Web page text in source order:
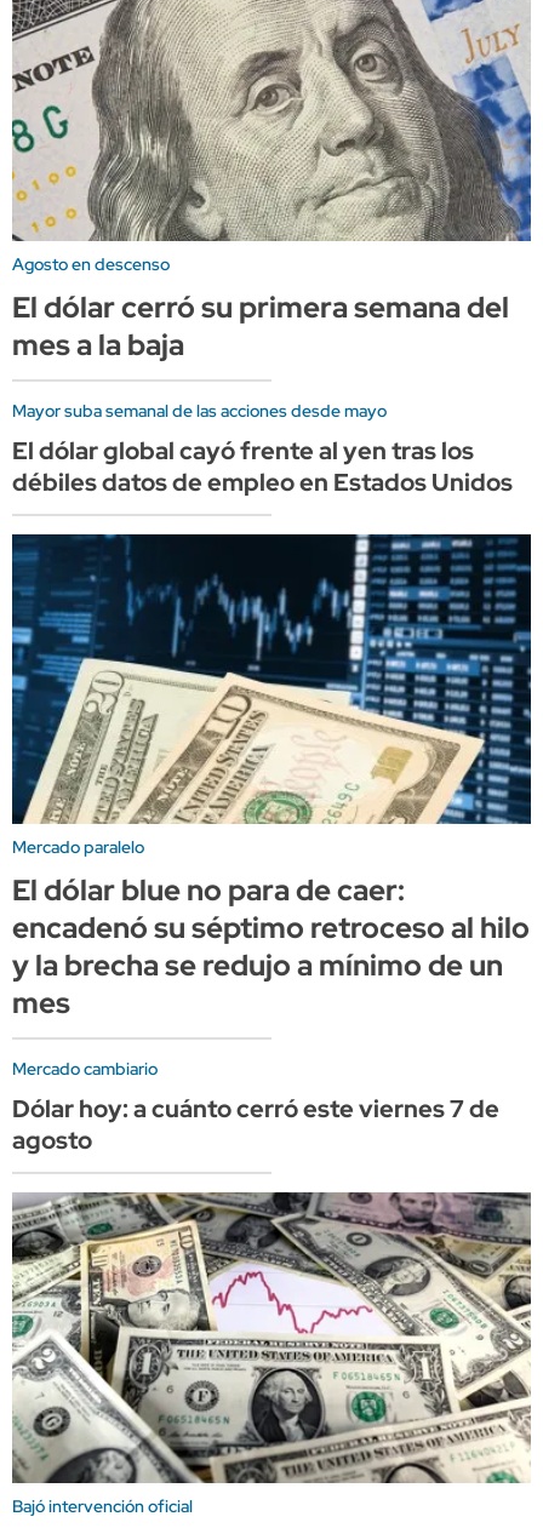
Agosto en descenso
El dólar cerró su primera semana del
mes a la baja
Mayor suba semanal de las acciones desde mayo
El dólar global cayó frente al yen tras los
débiles datos de empleo en Estados Unidos
Mercado paralelo
El dólar blue no para de caer:
encadenó su séptimo retroceso al hilo
y la brecha se redujo a mínimo de un
mes
Mercado cambiario
Dólar hoy: a cuánto cerró este viernes 7 de
agosto
Bajó intervención oficial